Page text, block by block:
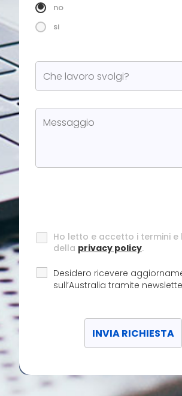
no
si
Ho letto e accetto i termini e
della privacy policy.
Desidero ricevere
sull’Australia tramite